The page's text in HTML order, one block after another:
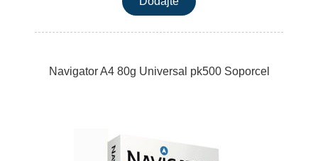
Navigator A4 80g Universal pk500 Soporcel